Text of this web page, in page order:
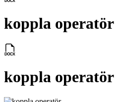
koppla operatör
koppla operatör